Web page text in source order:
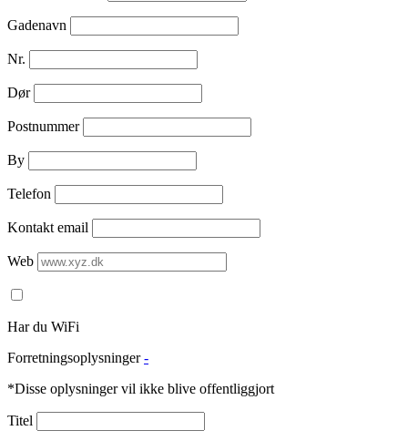
Gadenavn
Nr.
Dør
Postnummer
By
Telefon
Kontakt email
Web
Har du WiFi
Forretningsoplysninger -
*Disse oplysninger vil ikke blive offentliggjort
Titel